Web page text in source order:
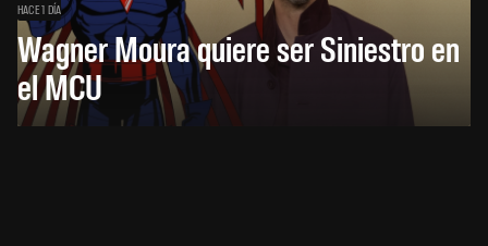
HACE 1 DÍA
Wagner Moura quiere ser Siniestro en
el MCU